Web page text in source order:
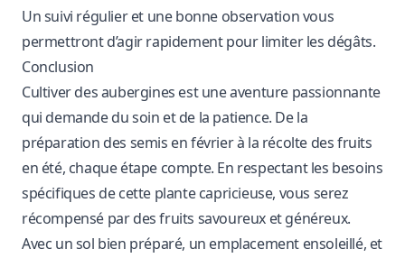
Un suivi régulier et une bonne observation vous
permettront d’agir rapidement pour limiter les dégâts.
Conclusion
Cultiver des aubergines est une aventure passionnante
qui demande du soin et de la patience. De la
préparation des semis en février à la récolte des fruits
en été, chaque étape compte. En respectant les besoins
spécifiques de cette plante capricieuse, vous serez
récompensé par des fruits savoureux et généreux.
Avec un sol bien préparé, un emplacement ensoleillé, et